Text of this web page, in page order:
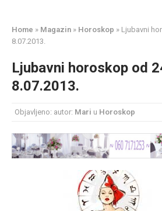
mesec još lepšim
Poklon koji će vaša druga
Home » Magazin » Horoskop » Ljubavni
8.07.2013.
Ljubavni horoskop od
8.07.2013.
Objavljeno: autor: Mari u Horoskop